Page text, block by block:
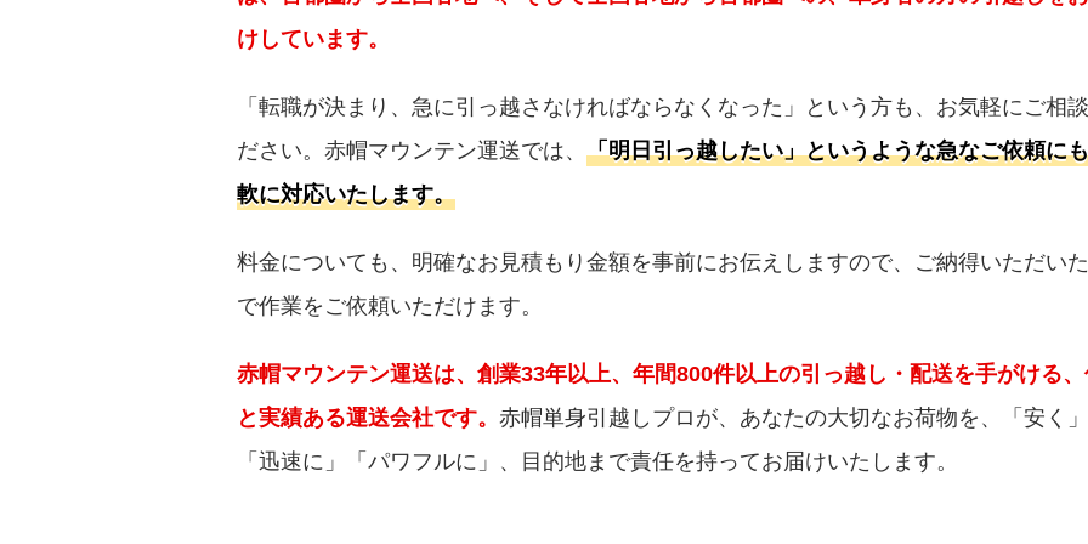
けしています。
「転職が決まり、急に引っ越さなければならなくなった」という方も、お気軽にご相談
ださい。赤帽マウンテン運送では、 「明日引っ越したい」というような急なご依頼に
軟に対応いたします。
料金についても、明確なお見積もり金額を事前にお伝えしますので、ご納得いただい
で作業をご依頼いただけます。
赤帽マウンテン運送は、創業33年以上、年間800件以上の引っ越し・配送を手がける
と実績ある運送会社です。 赤帽単身引越しプロが、あなたの大切なお荷物を、「安く」
「迅速に」「パワフルに」、目的地まで責任を持ってお届けいたします。